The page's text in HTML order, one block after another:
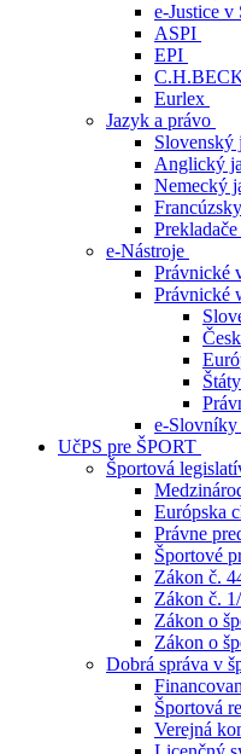
e-Justice
ASPI
EPI
Eurlex
Jazyk a právo
Slovenský
Anglický
Nemecký
e-Nástroje
Právnické
Právnické
e-Slovníky
UčPS pre ŠPORT
Športová
Európska
Právne
Športové
Zákon č.
Zákon č.
Zákon o
Zákon o
Dobrá správa v
Športová
Verejná